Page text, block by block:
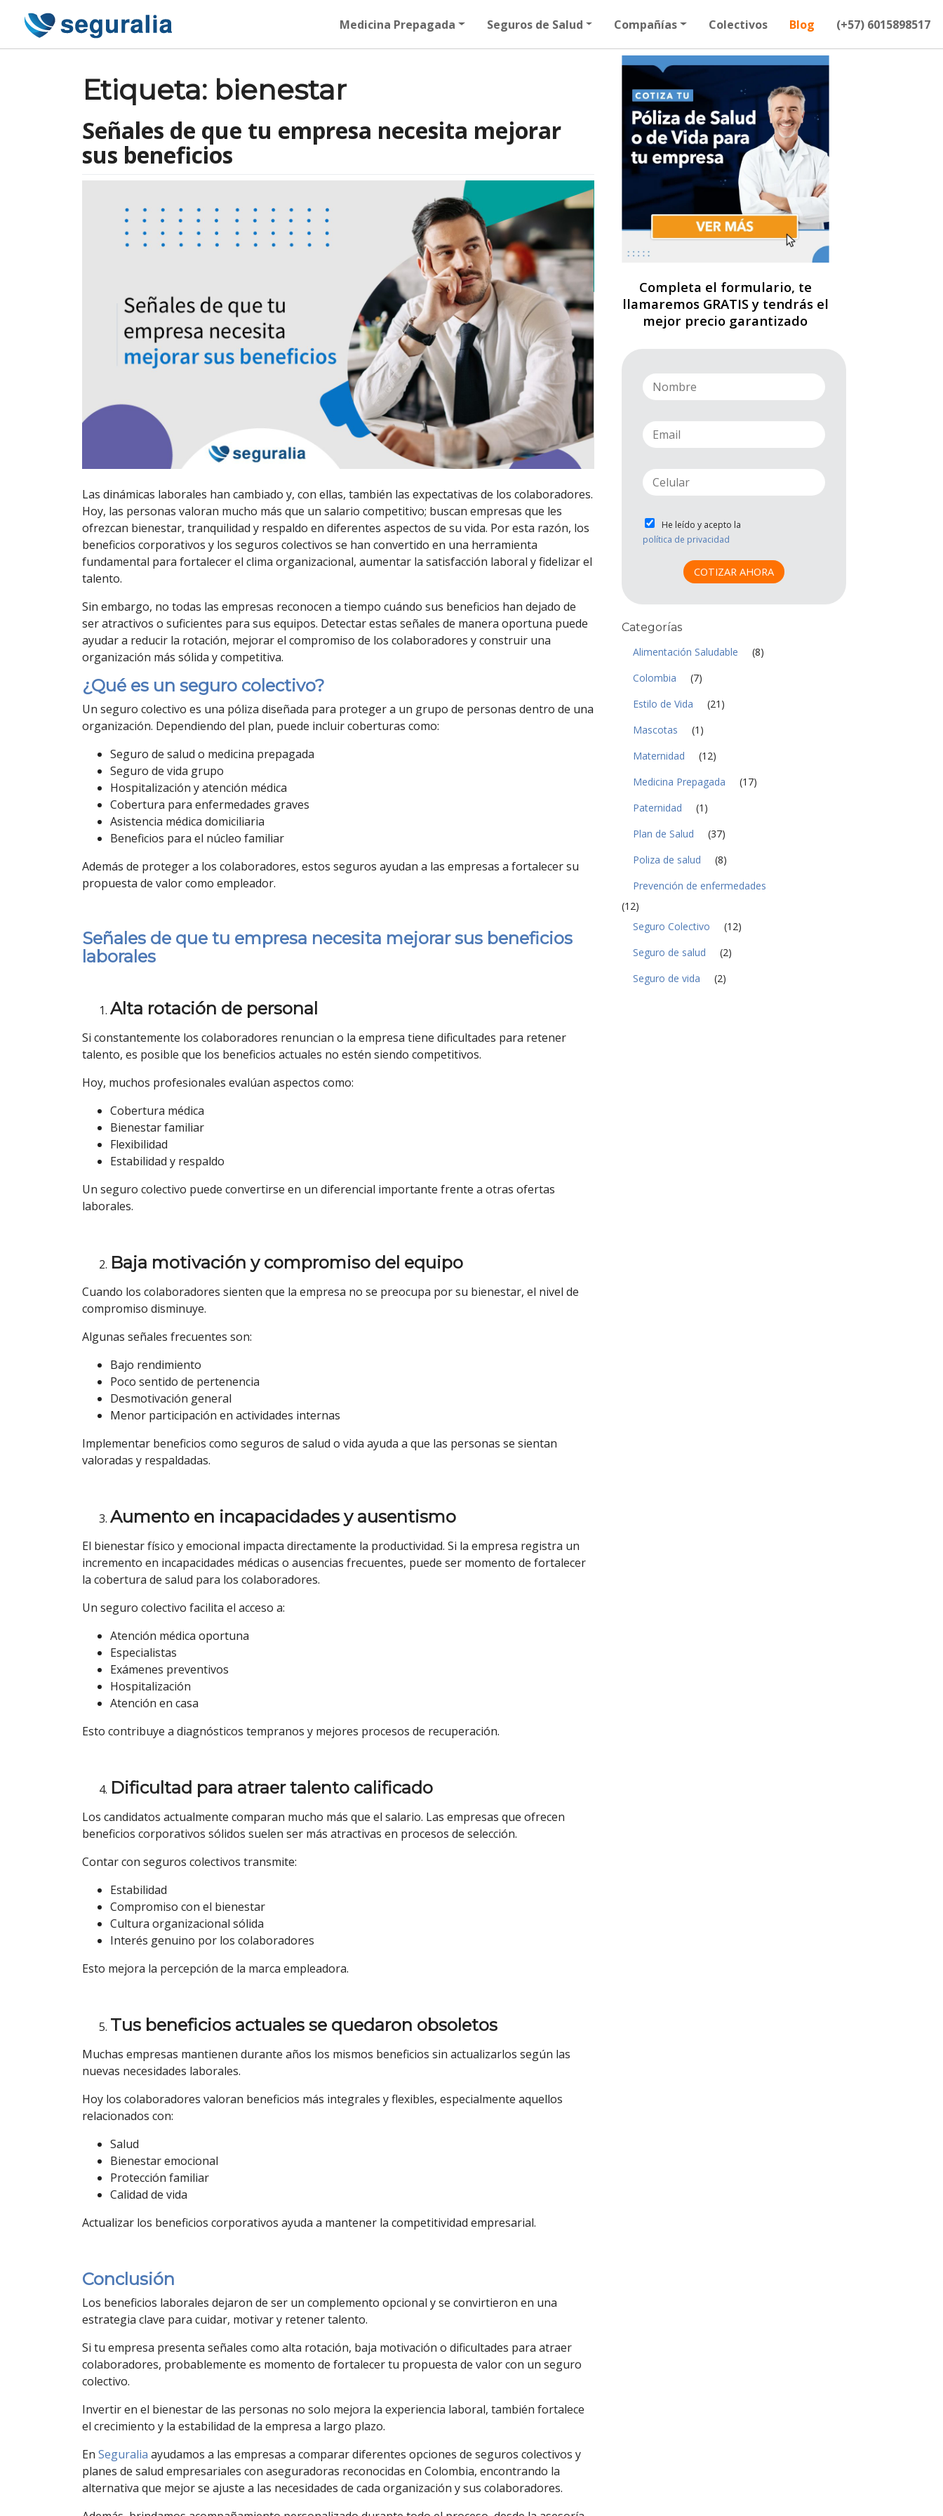
content
Medicina Prepagada Seguros de Salud Compañías Colectivos Blog (+57) 6015898517
Etiqueta: bienestar
Señales de que tu empresa necesita mejorar
sus beneficios
Las dinámicas laborales han cambiado y, con ellas, también las expectativas de los colaboradores.
Hoy, las personas valoran mucho más que un salario competitivo; buscan empresas que les
ofrezcan bienestar, tranquilidad y respaldo en diferentes aspectos de su vida. Por esta razón, los
beneficios corporativos y los seguros colectivos se han convertido en una herramienta
fundamental para fortalecer el clima organizacional, aumentar la satisfacción laboral y fidelizar el
talento.
Sin embargo, no todas las empresas reconocen a tiempo cuándo sus beneficios han dejado de
ser atractivos o suficientes para sus equipos. Detectar estas señales de manera oportuna puede
ayudar a reducir la rotación, mejorar el compromiso de los colaboradores y construir una
organización más sólida y competitiva.
¿Qué es un seguro colectivo?
Un seguro colectivo es una póliza diseñada para proteger a un grupo de personas dentro de una
organización. Dependiendo del plan, puede incluir coberturas como:
Seguro de salud o medicina prepagada
Seguro de vida grupo
Hospitalización y atención médica
Cobertura para enfermedades graves
Asistencia médica domiciliaria
Beneficios para el núcleo familiar
Además de proteger a los colaboradores, estos seguros ayudan a las empresas a fortalecer su
propuesta de valor como empleador.
Señales de que tu empresa necesita mejorar sus beneficios
laborales
Alta rotación de personal
Si constantemente los colaboradores renuncian o la empresa tiene dificultades para retener
talento, es posible que los beneficios actuales no estén siendo competitivos.
Hoy, muchos profesionales evalúan aspectos como:
Cobertura médica
Bienestar familiar
Flexibilidad
Estabilidad y respaldo
Un seguro colectivo puede convertirse en un diferencial importante frente a otras ofertas
laborales.
Baja motivación y compromiso del equipo
Cuando los colaboradores sienten que la empresa no se preocupa por su bienestar, el nivel de
compromiso disminuye.
Algunas señales frecuentes son:
Bajo rendimiento
Poco sentido de pertenencia
Desmotivación general
Menor participación en actividades internas
Implementar beneficios como seguros de salud o vida ayuda a que las personas se sientan
valoradas y respaldadas.
Aumento en incapacidades y ausentismo
El bienestar físico y emocional impacta directamente la productividad. Si la empresa registra un
incremento en incapacidades médicas o ausencias frecuentes, puede ser momento de fortalecer
la cobertura de salud para los colaboradores.
Un seguro colectivo facilita el acceso a:
Atención médica oportuna
Especialistas
Exámenes preventivos
Hospitalización
Atención en casa
Esto contribuye a diagnósticos tempranos y mejores procesos de recuperación.
Dificultad para atraer talento calificado
Los candidatos actualmente comparan mucho más que el salario. Las empresas que ofrecen
beneficios corporativos sólidos suelen ser más atractivas en procesos de selección.
Contar con seguros colectivos transmite:
Estabilidad
Compromiso con el bienestar
Cultura organizacional sólida
Interés genuino por los colaboradores
Esto mejora la percepción de la marca empleadora.
Tus beneficios actuales se quedaron obsoletos
Muchas empresas mantienen durante años los mismos beneficios sin actualizarlos según las
nuevas necesidades laborales.
Hoy los colaboradores valoran beneficios más integrales y flexibles, especialmente aquellos
relacionados con:
Salud
Bienestar emocional
Protección familiar
Calidad de vida
Actualizar los beneficios corporativos ayuda a mantener la competitividad empresarial.
Conclusión
Los beneficios laborales dejaron de ser un complemento opcional y se convirtieron en una
estrategia clave para cuidar, motivar y retener talento.
Si tu empresa presenta señales como alta rotación, baja motivación o dificultades para atraer
colaboradores, probablemente es momento de fortalecer tu propuesta de valor con un seguro
colectivo.
Invertir en el bienestar de las personas no solo mejora la experiencia laboral, también fortalece
el crecimiento y la estabilidad de la empresa a largo plazo.
En Seguralia ayudamos a las empresas a comparar diferentes opciones de seguros colectivos y
planes de salud empresariales con aseguradoras reconocidas en Colombia, encontrando la
alternativa que mejor se ajuste a las necesidades de cada organización y sus colaboradores.
Completa el formulario, te
llamaremos GRATIS y tendrás el
mejor precio garantizado
n
a
e
*
e
m
l
*
p
h
n
e
*
P
r
i
d
a
d
He leído y acepto la
política de privacidad
COTIZAR AHORA
Categorías
Alimentación Saludable
(8)
Colombia
(7)
Estilo de Vida
(21)
Mascotas
(1)
Maternidad
(12)
Medicina Prepagada
(17)
Paternidad
(1)
Plan de Salud
(37)
Poliza de salud
(8)
Prevención de enfermedades
(12)
Seguro Colectivo
(12)
Seguro de salud
(2)
Seguro de vida
(2)